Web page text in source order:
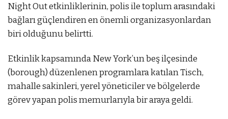
Night Out etkinliklerinin, polis ile toplum arasındaki
bağları güçlendiren en önemli organizasyonlardan
biri olduğunu belirtti.
Etkinlik kapsamında New York’un beş ilçesinde
(borough) düzenlenen programlara katılan Tisch,
mahalle sakinleri, yerel yöneticiler ve bölgelerde
görev yapan polis memurlarıyla bir araya geldi.